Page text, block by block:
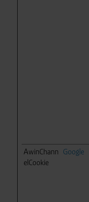
AwinChann
elCookie
Google